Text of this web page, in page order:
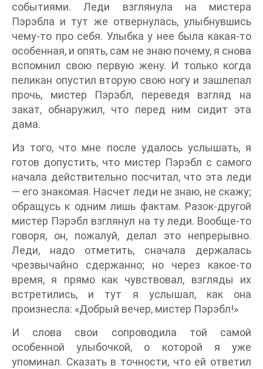
событиями. Леди взглянула на мистера
Пэрэбла и тут же отвернулась, улыбнувшись
чему-то про себя. Улыбка у нее была какая-то
особенная, и опять, сам не знаю почему, я снова
вспомнил свою первую жену. И только когда
пеликан опустил вторую свою ногу и зашлепал
прочь, мистер Пэрэбл, переведя взгляд на
закат, обнаружил, что перед ним сидит эта
дама.
Из того, что мне после удалось услышать, я
готов допустить, что мистер Пэрэбл с самого
начала действительно посчитал, что эта леди
— его знакомая. Насчет леди не знаю, не скажу;
обращусь к одним лишь фактам. Разок-другой
мистер Пэрэбл взглянул на ту леди. Вообще-то
говоря, он, пожалуй, делал это непрерывно.
Леди, надо отметить, сначала держалась
чрезвычайно сдержанно; но через какое-то
время, я прямо как чувствовал, взгляды их
встретились, и тут я услышал, как она
произнесла: «Добрый вечер, мистер Пэрэбл!»
И слова свои сопроводила той самой
особенной улыбочкой, о которой я уже
упоминал. Сказать в точности, что ей ответил